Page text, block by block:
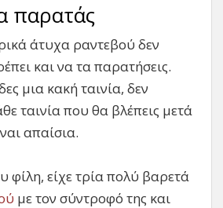
παρατάς
άτυχα ραντεβού δεν
και να τα παρατήσεις.
μια κακή ταινία, δεν
ταινία που θα βλέπεις μετά
απαίσια.
φίλη, είχε τρία πολύ βαρετά
με τον σύντροφό της και